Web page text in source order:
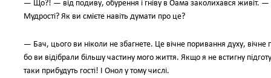
— Що?! — від подиву, обурення і гніву в Оама заколихався живіт.
Мудрості? Як ви смієте навіть думати про це?
— Бач, цього ви ніколи не збагнете. Це вічне поривання духу, вічне
бо ви відібрали більшу частину мого життя. Якщо я не встигну
таки прибудуть гості! І Онол у тому числі.